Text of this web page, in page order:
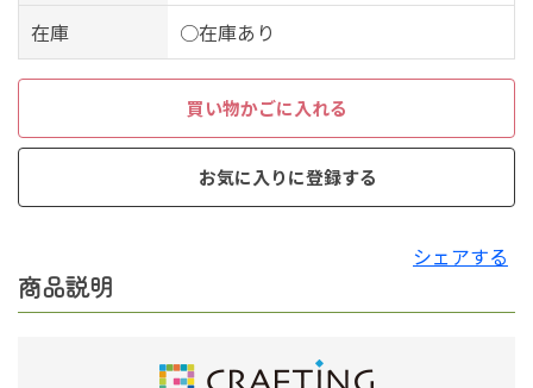
在庫
○在庫あり
買い物かごに入れる
お気に入りに登録する
シェアする
商品説明